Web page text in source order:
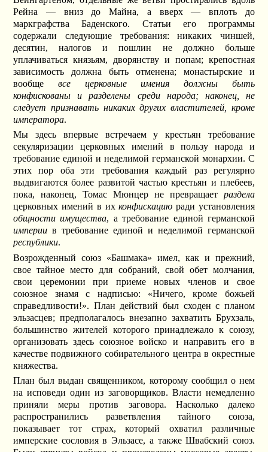
Рейна — вниз до Майна, а вверх — вплоть до
маркграфства Баденского. Статьи его программы
содержали следующие требования: никаких чиншей,
десятин, налогов и пошлин не должно больше
уплачиваться князьям, дворянству и попам; крепостная
зависимость должна быть отменена; монастырские и
вообще все церковные имения должны быть
конфискованы и разделены среди народа; наконец, не
следует признавать никаких других властителей, кроме
императора.
Мы здесь впервые встречаем у крестьян требование
секуляризации церковных имений в пользу народа и
требование единой и неделимой германской монархии. С
этих пор оба эти требования каждый раз регулярно
выдвигаются более развитой частью крестьян и плебеев,
пока, наконец, Томас Мюнцер не превращает раздела
церковных имений в ихконфискацию ради установления
общности имущества, а требование единой германской
империи в требование единой и неделимой германской
республики.
Возрожденный союз «Башмака» имел, как и прежний,
свое тайное место для собраний, свой обет молчания,
свои церемонии при приеме новых членов и свое
союзное знамя с надписью: «Ничего, кроме божьей
справедливости!». План действий был сходен с планом
эльзасцев; предполагалось внезапно захватить Брухзаль,
большинство жителей которого принадлежало к союзу,
организовать здесь союзное войско и направить его в
качестве подвижного собирательного центра в окрестные
княжества.
План был выдан священником, которому сообщил о нем
на исповеди один из заговорщиков. Власти немедленно
приняли меры против заговора. Насколько далеко
распространились разветвления тайного союза,
показывает тот страх, который охватил различные
имперские сословия в Эльзасе, а также Швабский союз.